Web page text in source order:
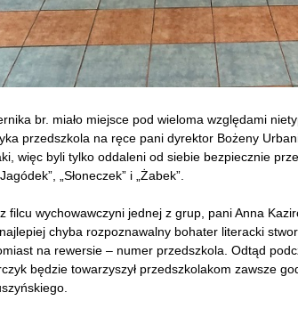
br. miało miejsce pod wieloma względami
przedszkola na ręce pani dyrektor Bożeny
więc byli tylko oddaleni od siebie bezpiecznie
„Słoneczek” i „Żabek”.
filcu wychowawczyni jednej z grup, pani Anna
najlepiej chyba rozpoznawalny bohater literacki
na rewersie – numer przedszkola. Odtąd
będzie towarzyszył przedszkolakom zawsze